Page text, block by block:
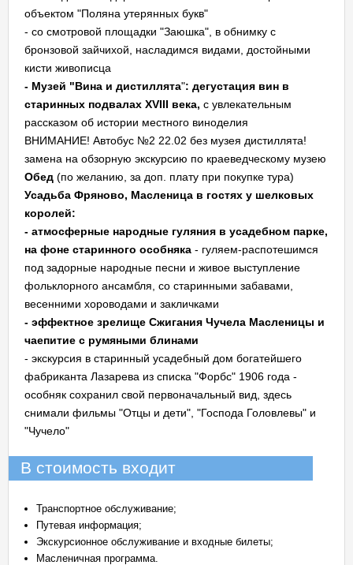
объектом "Поляна утерянных букв"
- со смотровой площадки "Заюшка", в обнимку с
бронзовой зайчихой, насладимся видами, достойными
кисти живописца
- Музей "Вина и дистиллята": дегустация вин в
старинных подвалах XVIII века, с увлекательным
рассказом об истории местного виноделия
ВНИМАНИЕ! Автобус №2 22.02 без музея дистиллята!
замена на обзорную экскурсию по краеведческому музею
Обед (по желанию, за доп. плату при покупке тура)
Усадьба Фряново, Масленица в гостях у шелковых
королей:
- атмосферные народные гуляния в усадебном парке,
на фоне старинного особняка - гуляем-распотешимся
под задорные народные песни и живое выступление
фольклорного ансамбля, со старинными забавами,
весенними хороводами и закличками
- эффектное зрелище Сжигания Чучела Масленицы и
чаепитие с румяными блинами
- экскурсия в старинный усадебный дом богатейшего
фабриканта Лазарева из списка "Форбс" 1906 года -
особняк сохранил свой первоначальный вид, здесь
снимали фильмы "Отцы и дети", "Господа Головлевы" и
"Чучело"
В стоимость входит
Транспортное обслуживание;
Путевая информация;
Экскурсионное обслуживание и входные билеты;
Масленичная программа.